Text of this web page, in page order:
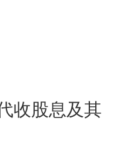
收股息及其